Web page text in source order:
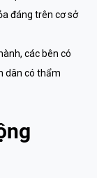
đáng trên cơ sở
các bên có
dân có thẩm